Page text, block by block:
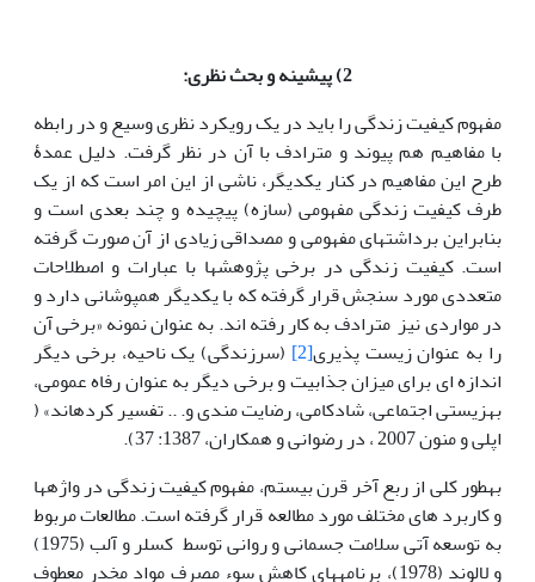
2) پیشینه و بحث نظری:
مفهوم کیفیت زندگی را باید در یک رویکرد نظری وسیع و در رابطه
با مفاهیم هم پیوند و مترادف با آن در نظر گرفت. دلیل عمدۀ
طرح این مفاهیم در کنار یکدیگر، ناشی از این امر است که از یک
طرف کیفیت زندگی مفهومی (سازه) پیچیده و چند بعدی است و
بنابراین برداشت‎های مفهومی و مصداقی زیادی از آن صورت گرفته
است. کیفیت زندگی در برخی پژوهش‎ها با عبارات و اصطلاحات
متعددی مورد سنجش قرار گرفته که با یکدیگر همپوشانی دارد و
در مواردی نیز مترادف به کار رفته اند. به عنوان نمونه «برخی آن
را به عنوان زیست پذیری[2]
(سرزندگی) یک ناحیه، برخی دیگر
اندازه ای برای میزان جذابیت و برخی دیگر به عنوان رفاه عمومی،
بهزیستی اجتماعی، شادکامی، رضایت مندی و. .. تفسیر کرده‎اند» (
اپلی و منون 2007 ، در رضوانی و همکاران، 1387: 37).
به‎طور کلی از ربع آخر قرن بیستم، مفهوم کیفیت زندگی در واژه‏ها‏
و کاربرد های مختلف مورد مطالعه قرار گرفته است. مطالعات مربوط
به توسعه آتی سلامت جسمانی و روانی توسط کسلر و آلب (1975)
و لالوند (1978)، برنامه‎های کاهش سوء مصرف مواد مخدر معطوف